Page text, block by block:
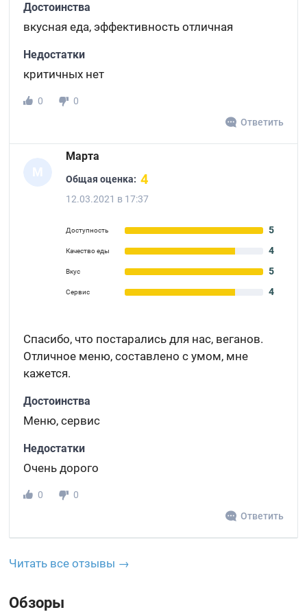
Достоинства
вкусная еда, эффективность отличная
Недостатки
критичных нет
0
0
Ответить
М
Марта
Общая оценка: 4
12.03.2021 в 17:37
Доступность 5
Качество еды 4
Вкус 5
Сервис 4
Спасибо, что постарались для нас, веганов.
Отличное меню, составлено с умом, мне
кажется.
Достоинства
Меню, сервис
Недостатки
Очень дорого
0
0
Ответить
Читать все отзывы →
Обзоры